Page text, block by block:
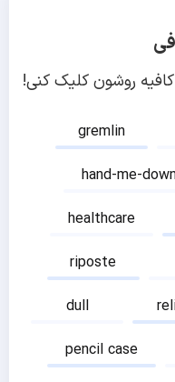
روشون کلیک کنی!
gremlin
hand-me-
healthcare
riposte
dull
pencil case